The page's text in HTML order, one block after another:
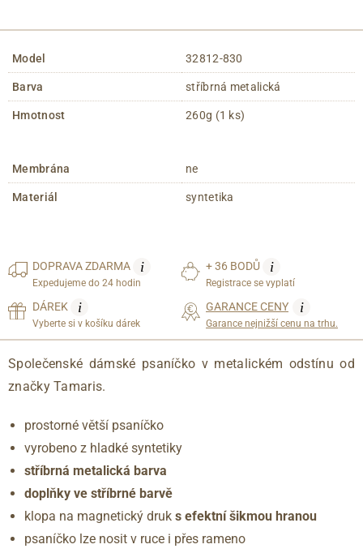
Model 32812-830
Barva stříbrná metalická
Hmotnost 260g (1 ks)
Membrána ne
Materiál syntetika
DOPRAVAZDARMA i
Expedujeme do 24 hodin
+ 36 BODŮ i
Registrace se vyplatí
DÁREK i
Vyberte si v košíku dárek
GARANCE CENY i
Garance nejnižší cenu na trhu.
Společenské dámské psaníčko v metalickém odstínu od
značky Tamaris.
prostorné větší psaníčko
vyrobeno z hladké syntetiky
stříbrná metalická barva
doplňky ve stříbrné barvě
klopa na magnetický druk s efektní šikmou hranou
psaníčko lze nosit v ruce i přes rameno